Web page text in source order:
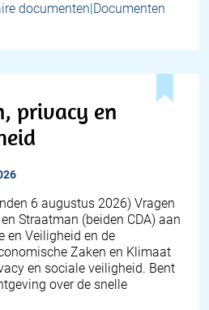
documenten|Documenten
privacy en
6 augustus 2026) Vragen
Straatman (beiden CDA) aan
en Veiligheid en de
Zaken en Klimaat
en sociale veiligheid. Bent
over de snelle